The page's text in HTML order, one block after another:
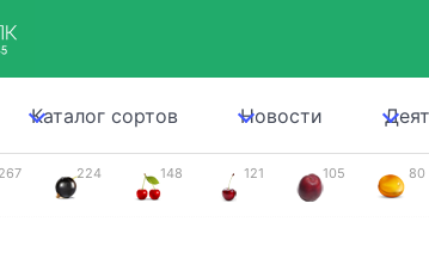
Каталог сортов Новости
267 224 148 121 105 80